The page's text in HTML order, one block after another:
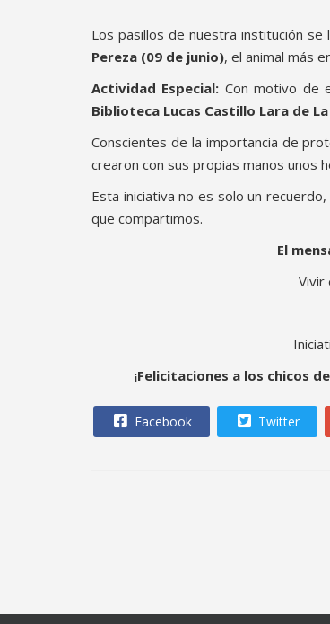
Los pasillos de nuestra institución
Pereza (09 de junio), el animal más
Actividad Especial: Con motivo de
Biblioteca Lucas Castillo Lara de
Conscientes de la importancia de
crearon con sus propias manos unos
Esta iniciativa no es solo un
que compartimos.
El
Vivir
¡Felicitaciones a los
Facebook Twitter